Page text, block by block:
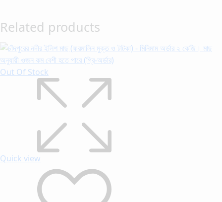
Related products
Out Of Stock
Quick view